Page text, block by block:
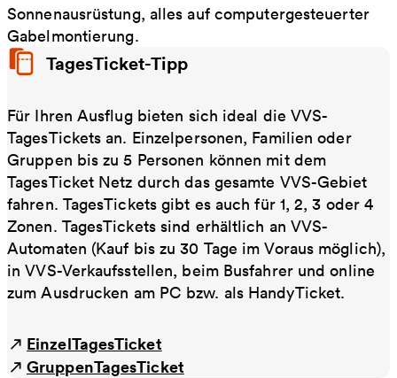
Sonnenausrüstung, alles auf computergesteuerter
Gabelmontierung.
TagesTicket-Tipp
Für Ihren Ausflug bieten sich ideal die VVS-
TagesTickets an. Einzelpersonen, Familien oder
Gruppen bis zu 5 Personen können mit dem
TagesTicket Netz durch das gesamte VVS-Gebiet
fahren. TagesTickets gibt es auch für 1, 2, 3 oder 4
Zonen. TagesTickets sind erhältlich an VVS-
Automaten (Kauf bis zu 30 Tage im Voraus möglich),
in VVS-Verkaufsstellen, beim Busfahrer und online
zum Ausdrucken am PC bzw. als HandyTicket.
EinzelTagesTicket
GruppenTagesTicket